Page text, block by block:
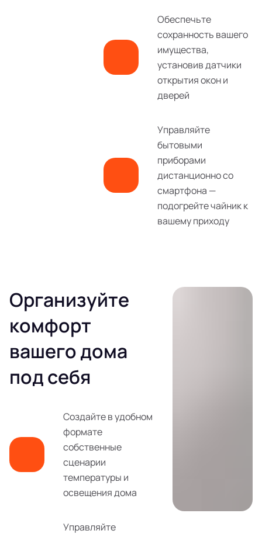
Обеспечьте
сохранность вашего
имущества,
установив датчики
открытия окон и
дверей
Управляйте
бытовыми
приборами
дистанционно со
смартфона —
подогрейте чайник к
вашему приходу
Организуйте
комфорт
вашего дома
под себя
Создайте в удобном
формате
собственные
сценарии
температуры и
освещения дома
Управляйте